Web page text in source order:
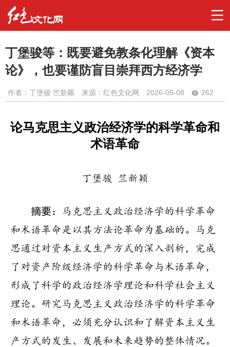
丁堡骏等：既要避免教条化理解《资本
论》，也要谨防盲目崇拜西方经济学
作者： 丁堡骏 竺新颖 来源：红色文化网 2026-05-08 262
论马克思主义政治经济学的科学革命和
术语革命
丁堡骏 竺新颖
摘要： 马克思主义政治经济学的科学革命
和术语革命是以其方法论革命为基础的。马克
思通过对资本主义生产方式的深入剖析，完成
了对资产阶级经济学的科学革命与术语革命，
形成了科学的政治经济学理论和科学社会主义
理论。研究马克思主义政治经济学的科学革命
和术语革命，必须充分认识和了解资本主义生
产方式的发生、发展和未来趋势的整体情况。